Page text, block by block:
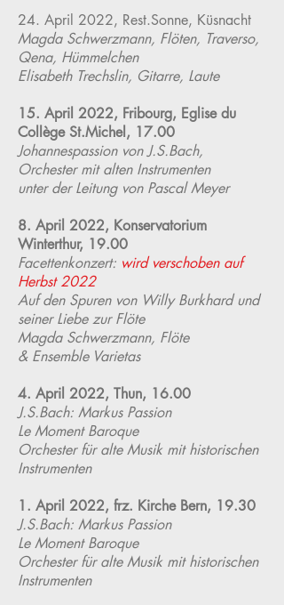
24. April 2022, Rest.Sonne, Küsnacht
Magda Schwerzmann, Flöten, Traverso,
Qena, Hümmelchen
Elisabeth Trechslin, Gitarre, Laute
15. April 2022, Fribourg, Eglise du
Collège St.Michel, 17.00
Johannespassion von J.S.Bach,
Orchester mit alten Instrumenten
unter der Leitung von Pascal Meyer
8. April 2022, Konservatorium
Winterthur, 19.00
Facettenkonzert: wird verschoben auf
Herbst 2022
Auf den Spuren von Willy Burkhard und
seiner Liebe zur Flöte
Magda Schwerzmann, Flöte
& Ensemble Varietas
4. April 2022, Thun, 16.00
J.S.Bach: Markus Passion
Le Moment Baroque
Orchester für alte Musik mit historischen
Instrumenten
1. April 2022, frz. Kirche Bern, 19.30
J.S.Bach: Markus Passion
Le Moment Baroque
Orchester für alte Musik mit historischen
Instrumenten